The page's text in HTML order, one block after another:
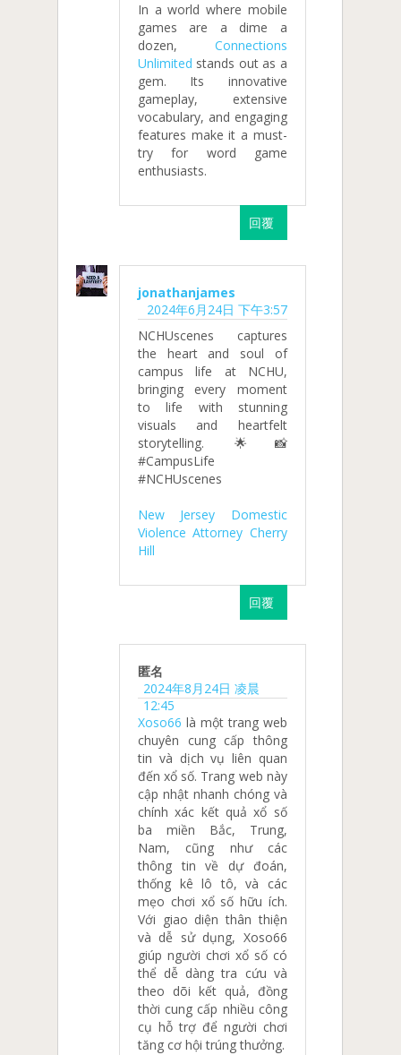
In a world where mobile
games are a dime a
dozen, Connections
Unlimited stands out as a
gem. Its innovative
gameplay, extensive
vocabulary, and engaging
features make it a must-
try for word game
enthusiasts.
回覆
jonathanjames
2024年6月24日 下午3:57
NCHUscenes captures
the heart and soul of
campus life at NCHU,
bringing every moment
to life with stunning
visuals and heartfelt
storytelling. 🌟📸
#CampusLife
#NCHUscenes
New Jersey Domestic
Violence Attorney Cherry
Hill
回覆
匿名
2024年8月24日 凌晨
12:45
Xoso66 là một trang web
chuyên cung cấp thông
tin và dịch vụ liên quan
đến xổ số. Trang web này
cập nhật nhanh chóng và
chính xác kết quả xổ số
ba miền Bắc, Trung,
Nam, cũng như các
thông tin về dự đoán,
thống kê lô tô, và các
mẹo chơi xổ số hữu ích.
Với giao diện thân thiện
và dễ sử dụng, Xoso66
giúp người chơi xổ số có
thể dễ dàng tra cứu và
theo dõi kết quả, đồng
thời cung cấp nhiều công
cụ hỗ trợ để người chơi
tăng cơ hội trúng thưởng.